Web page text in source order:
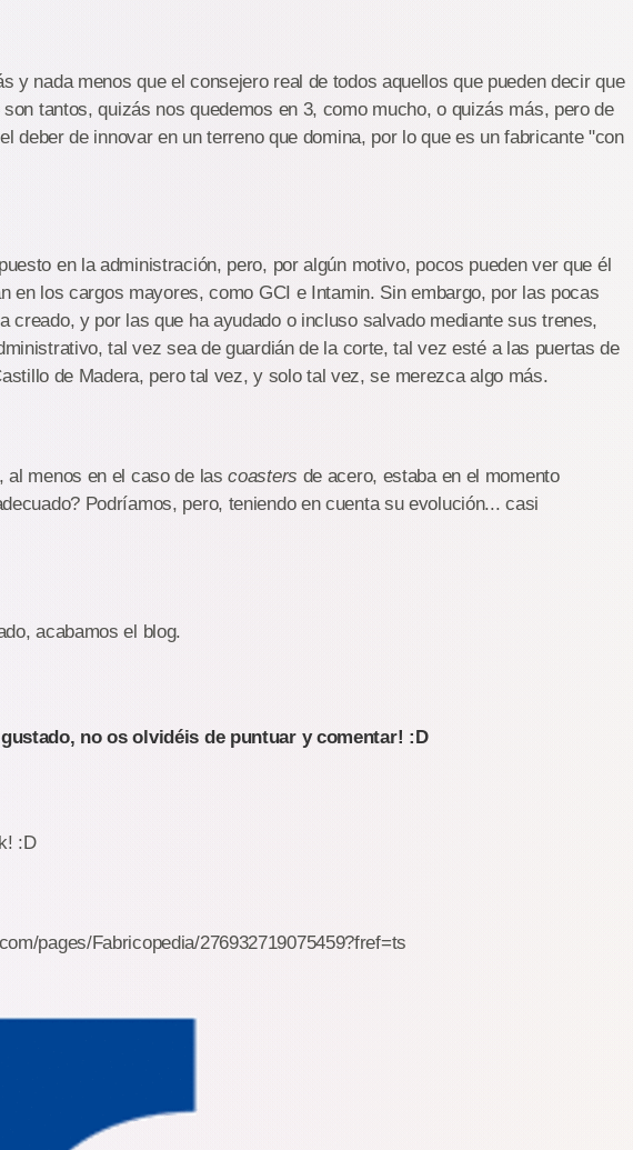
y nada menos que el consejero real de todos aquellos que pueden decir que
tantos, quizás nos quedemos en 3, como mucho, o quizás más, pero de
deber de innovar en un terreno que domina, por lo que es un fabricante "con
en la administración, pero, por algún motivo, pocos pueden ver que él
en los cargos mayores, como GCI e Intamin. Sin embargo, por las pocas
creado, y por las que ha ayudado o incluso salvado mediante sus trenes,
tal vez sea de guardián de la corte, tal vez esté a las puertas de
de Madera, pero tal vez, y solo tal vez, se merezca algo más.
al menos en el caso de lascoasters de acero, estaba en el momento
Podríamos, pero, teniendo en cuenta su evolución... casi
acabamos el blog.
gustado, no os olvidéis de puntuar y comentar! :D
:D
pages/Fabricopedia/276932719075459?fref=ts